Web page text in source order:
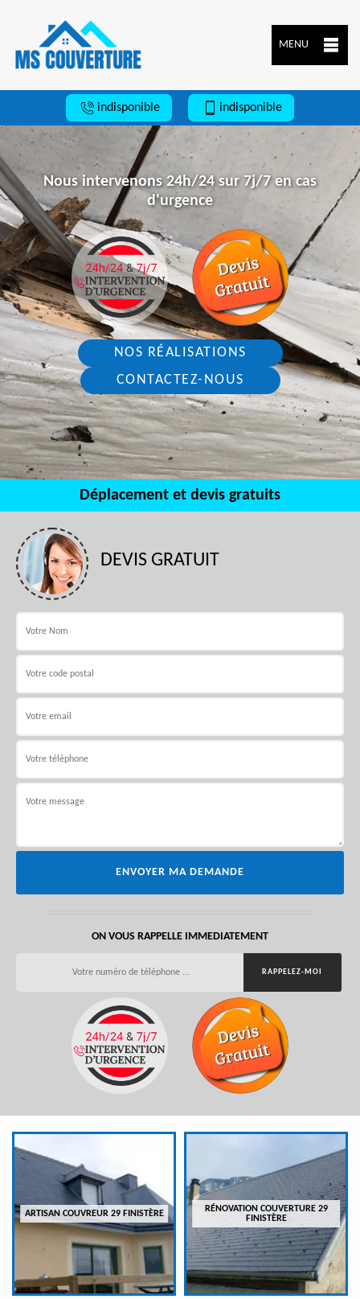
MENU
indisponible indisponible
Nous intervenons 24h/24 sur 7j/7 en cas
d'urgence
NOS RÉALISATIONS
CONTACTEZ-NOUS
Déplacement et devis gratuits
DEVIS GRATUIT
ON VOUS RAPPELLE IMMEDIATEMENT
ARTISAN COUVREUR 29 FINISTÈRE
RÉNOVATION COUVERTURE 29
FINISTÈRE